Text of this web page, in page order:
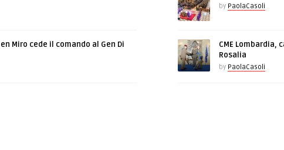
Miro cede il comando al Gen Di
by PaolaCasoli
CME Lombardia,
Rosalia
by PaolaCasoli